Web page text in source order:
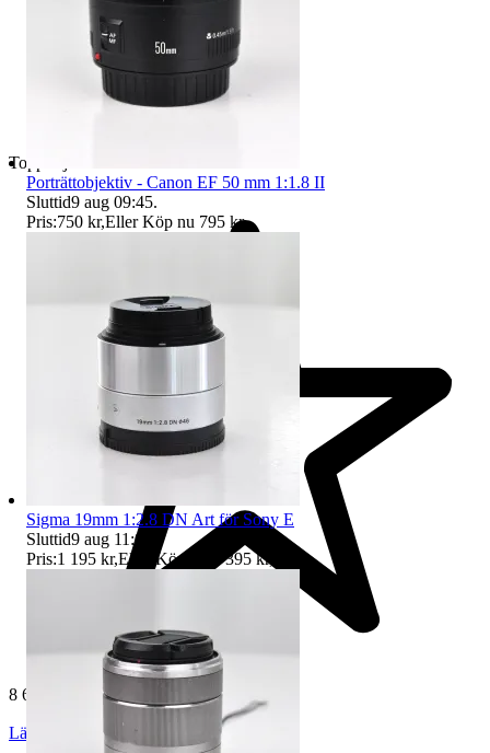
Toppsäljare
8 607 omdömen
Läs omdömen Följ
Porträttobjektiv - Canon EF 50 mm 1:1.8 II
Sluttid9 aug 09:45.
Pris:750 kr,Eller Köp nu 795 kr,.
Sigma 19mm 1:2.8 DN Art för Sony E
Sluttid9 aug 11:00
Pris:1 195 kr,Eller Köp nu 1 395 kr